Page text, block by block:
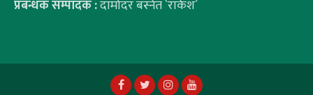
प्रबन्धक सम्पादक :दामोदर बस्नेत `राकेश´